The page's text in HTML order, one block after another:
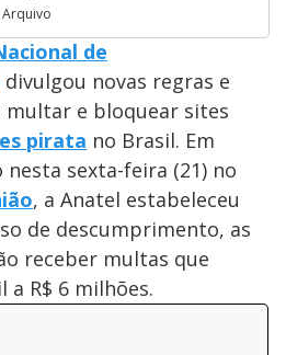
Arquivo
de
divulgou novas regras e
multar e bloquear sites
pirata no Brasil. Em
sexta-feira (21) no
, a Anatel estabeleceu
de descumprimento, as
receber multas que
a R$ 6 milhões.